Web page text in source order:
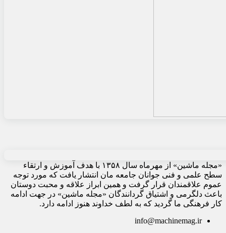
«مجله ماشین» از مهرماه سال ۱۳۵۸ با هدف آموزش و ارتقاء
سطح علمی و فنی جوانان جامعه مان انتشار یافت که مورد توجه
عموم علاقمندان قرار گرفت و همین ابراز علاقه و محبت دوستان
باعث دلگرمی و اشتیاق گردانندگان «مجله ماشین» در جهت ادامه
کار فرهنگی ما گردید که به لطف خداوند هنوز ادامه دارد.
info@machinemag.ir